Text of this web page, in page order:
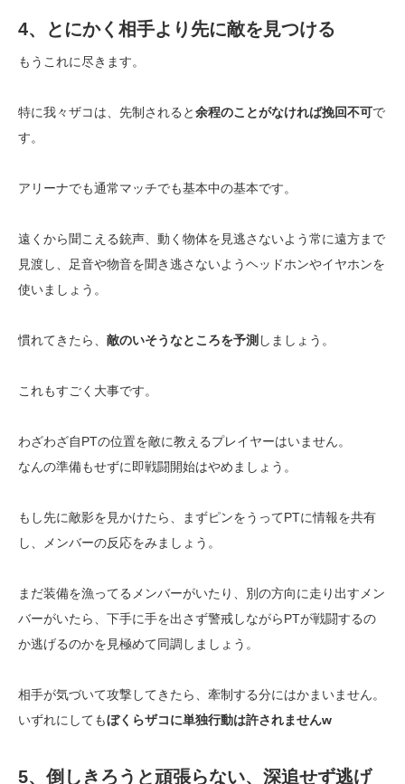
4、とにかく相手より先に敵を見つける
もうこれに尽きます。
特に我々ザコは、先制されると余程のことがなければ挽回不可で
す。
アリーナでも通常マッチでも基本中の基本です。
遠くから聞こえる銃声、動く物体を見逃さないよう常に遠方まで
見渡し、足音や物音を聞き逃さないようヘッドホンやイヤホンを
使いましょう。
慣れてきたら、 敵のいそうなところを予測 しましょう。
これもすごく大事です。
わざわざ自PTの位置を敵に教えるプレイヤーはいません。
なんの準備もせずに即戦闘開始はやめましょう。
もし先に敵影を見かけたら、まずピンをうってPTに情報を共有
し、メンバーの反応をみましょう。
まだ装備を漁ってるメンバーがいたり、別の方向に走り出すメン
バーがいたら、下手に手を出さず警戒しながらPTが戦闘するの
か逃げるのかを見極めて同調しましょう。
相手が気づいて攻撃してきたら、牽制する分にはかまいません。
いずれにしてもぼくらザコに単独行動は許されませんw
5、倒しきろうと頑張らない、深追せず逃げ